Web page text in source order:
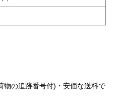
物の追跡番号付)・安価な送料で